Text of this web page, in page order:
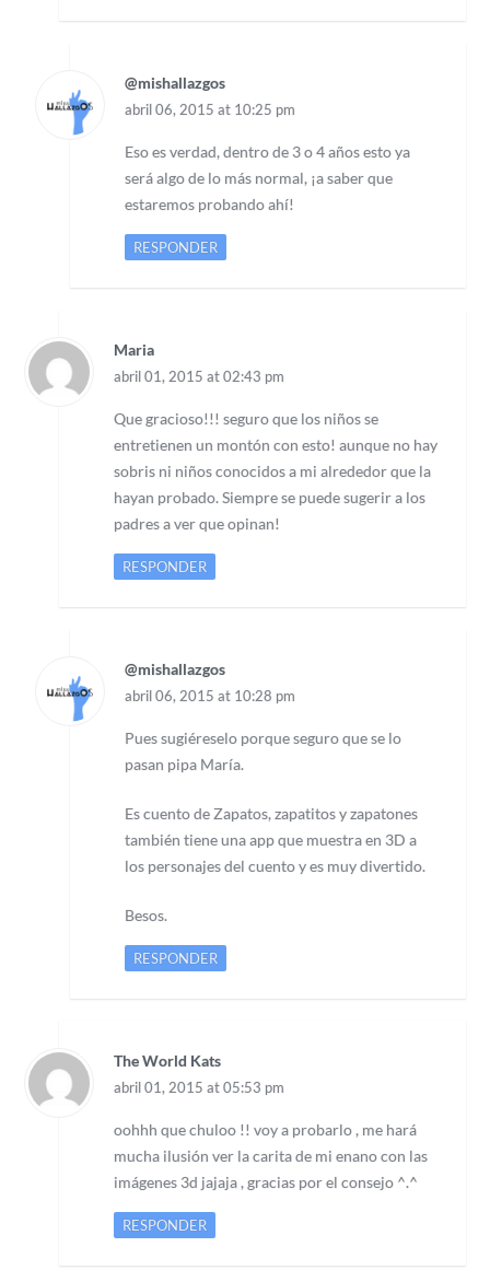
@mishallazgos
abril 06, 2015 at 10:25 pm
Eso es verdad, dentro de 3 o 4 años esto ya
será algo de lo más normal, ¡a saber que
estaremos probando ahí!
RESPONDER
Maria
abril 01, 2015 at 02:43 pm
Que gracioso!!! seguro que los niños se
entretienen un montón con esto! aunque no hay
sobris ni niños conocidos a mi alrededor que la
hayan probado. Siempre se puede sugerir a los
padres a ver que opinan!
RESPONDER
@mishallazgos
abril 06, 2015 at 10:28 pm
Pues sugiéreselo porque seguro que se lo
pasan pipa María.
Es cuento de Zapatos, zapatitos y zapatones
también tiene una app que muestra en 3D a
los personajes del cuento y es muy divertido.
Besos.
RESPONDER
The World Kats
abril 01, 2015 at 05:53 pm
oohhh que chuloo !! voy a probarlo , me hará
mucha ilusión ver la carita de mi enano con las
imágenes 3d jajaja , gracias por el consejo ^.^
RESPONDER